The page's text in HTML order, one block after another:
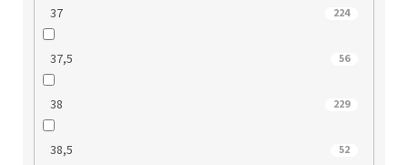
37 224
37,5 56
38 229
38,5 52